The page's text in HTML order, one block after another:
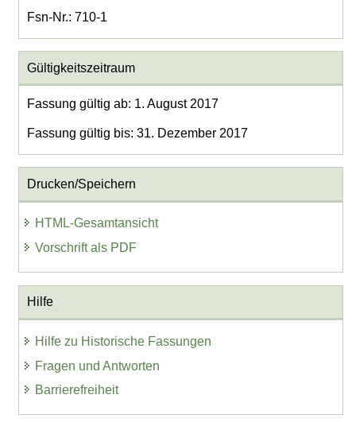
Fsn-Nr.: 710-1
Gültigkeitszeitraum
Fassung gültig ab: 1. August 2017
Fassung gültig bis: 31. Dezember 2017
Drucken/Speichern
HTML-Gesamtansicht
Vorschrift als PDF
Hilfe
Hilfe zu Historische Fassungen
Fragen und Antworten
Barrierefreiheit